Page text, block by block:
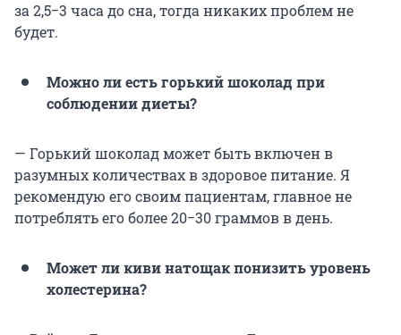
за 2,5−3 часа до сна, тогда никаких проблем не
будет.
Можно ли есть горький шоколад при
соблюдении диеты?
— Горький шоколад может быть включен в
разумных количествах в здоровое питание. Я
рекомендую его своим пациентам, главное не
потреблять его более 20−30 граммов в день.
Может ли киви натощак понизить уровень
холестерина?